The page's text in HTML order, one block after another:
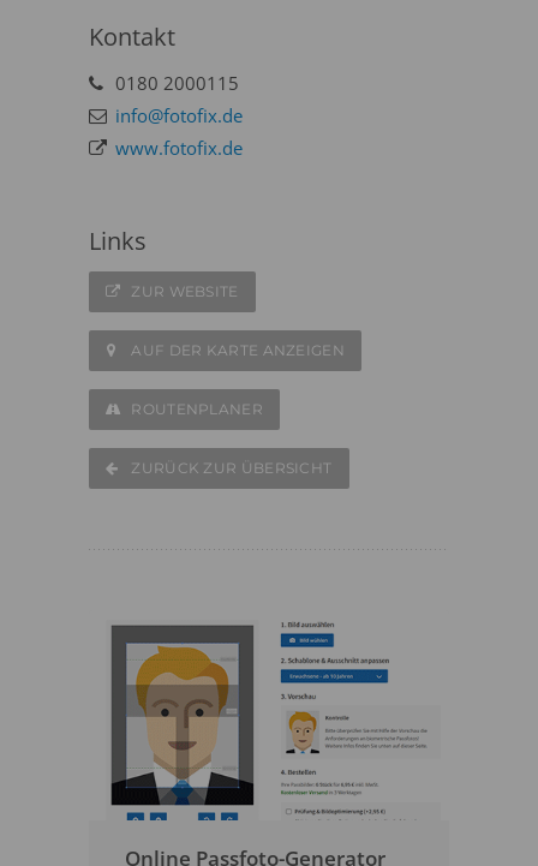
Kontakt
0180 2000115
info@fotofix.de
www.fotofix.de
Links
ZUR WEBSITE
AUF DER KARTE ANZEIGEN
ROUTENPLANER
ZURÜCK ZUR ÜBERSICHT
Online Passfoto-Generator